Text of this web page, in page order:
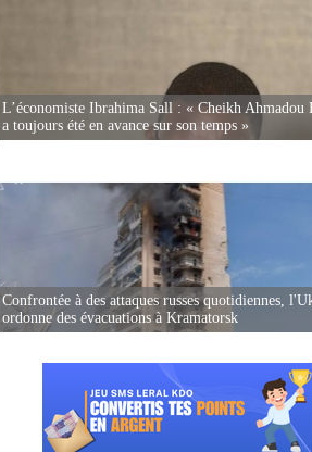
L’économiste Ibrahima Sall : « Cheikh Ahmadou
a toujours été en avance sur son temps »
Confrontée à des attaques russes quotidiennes,
ordonne des évacuations à Kramatorsk